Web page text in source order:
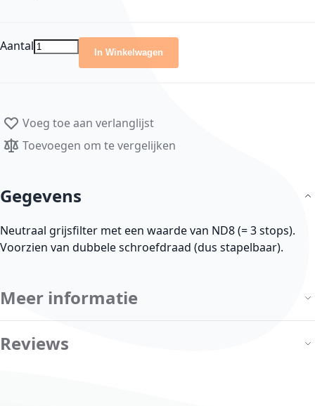
Aantal In Winkelwagen
Voeg toe aan verlanglijst
Toevoegen om te vergelijken
Gegevens
Neutraal grijsfilter met een waarde van ND8 (= 3 stops).
Voorzien van dubbele schroefdraad (dus stapelbaar).
Meer informatie
Reviews